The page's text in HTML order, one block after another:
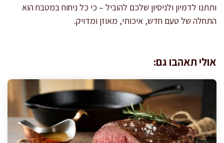
ותתנו לדמיון ולניסיון שלכם להוביל – כי כל ניחוח במטבח הוא
התחלה של טעם חדש, איכותי, מאוזן ומדויק.
אולי תאהבו גם: